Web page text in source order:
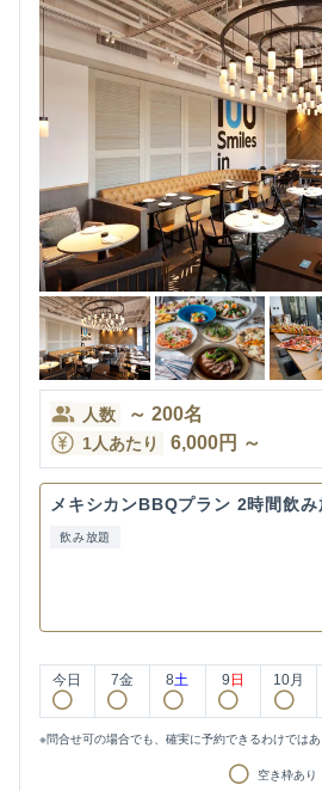
人数 ～ 200名
1人あたり 6,000円 ～
メキシカンBBQプラン 2時間飲み
飲み放題
今日 7金 8土 9 日 10月
※問合せ可の場合でも、確実に予約できるわけではあ
空き枠あり